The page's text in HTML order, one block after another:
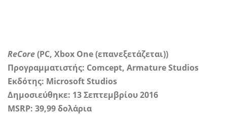
ReCore(PC, Xbox One (επανεξετάζεται))
Προγραμματιστής: Comcept, Armature Studios
Εκδότης: Microsoft Studios
Δημοσιεύθηκε: 13 Σεπτεμβρίου 2016
MSRP: 39,99 δολάρια